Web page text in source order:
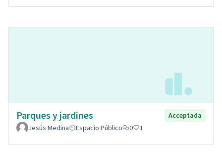
Parques y jardines
Acceptada
Jesús Medina
Espacio Público 0 1